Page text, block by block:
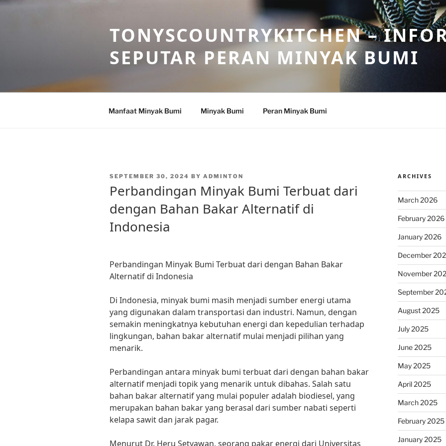
Skip
TONYSCOUNTRYKITCHEN –
SEPUTAR PERAN MINYAK BUMI
Manfaat Minyak Bumi Minyak Bumi Peran Minyak Bumi
POSTED
SEPTEMBER 30, 2024 BY ADMINTON
Perbandingan Minyak Bumi Terbuat dari
dengan Bahan Bakar Alternatif di
Indonesia
Perbandingan Minyak Bumi Terbuat dari dengan Bahan Bakar
Alternatif di Indonesia
Di Indonesia, minyak bumi masih menjadi sumber energi utama
yang digunakan dalam transportasi dan industri. Namun, dengan
semakin meningkatnya kebutuhan energi dan kepedulian terhadap
lingkungan, bahan bakar alternatif mulai menjadi pilihan yang
menarik.
Perbandingan antara minyak bumi terbuat dari dengan bahan bakar
alternatif menjadi topik yang menarik untuk dibahas. Salah satu
bahan bakar alternatif yang mulai populer adalah biodiesel, yang
merupakan bahan bakar yang berasal dari sumber nabati seperti
kelapa sawit dan jarak pagar.
Menurut Dr. Heru Setyawan, seorang pakar energi dari Universitas
ARCHIVES
March 2026
February 2026
January 2026
December
November
September
August 2025
July 2025
June 2025
May 2025
April 2025
March 2025
February 2025
January 2025